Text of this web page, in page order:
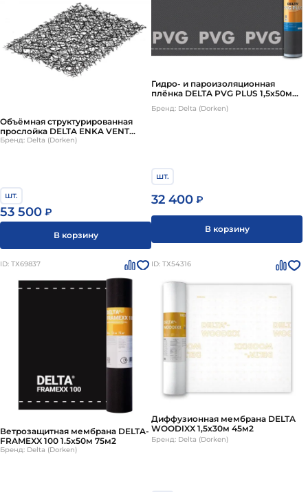
Объёмная структурированная
прослойка DELTA ENKA VENT
1,0х50м 50м²
Бренд: Delta (Dorken)
шт.
53 500 ₽
В корзину
Гидро- и пароизоляционная
плёнка DELTA PVG PLUS 1,5х50м
Бренд: Delta (Dorken)
шт.
32 400 ₽
В корзину
ID: ТХ69837
Ветрозащитная мембрана DELTA-
FRAMEXX 100 1.5х50м 75м2
Бренд: Delta (Dorken)
ID: ТХ54316
Диффузионная мембрана DELTA
WOODIXX 1,5х30м 45м2
Бренд: Delta (Dorken)